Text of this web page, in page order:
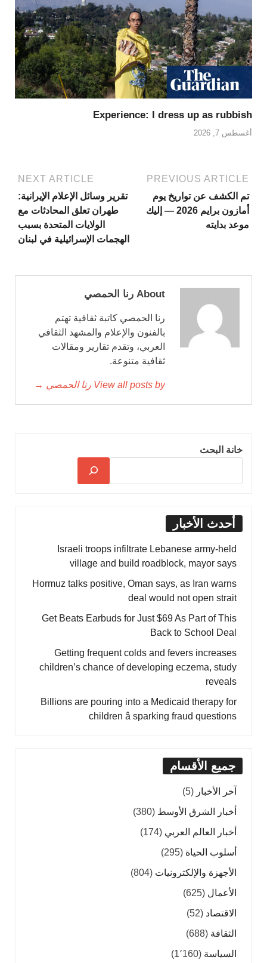
Experience: I dress up as rubbish
أغسطس 7, 2026
PREVIOUS ARTICLE
تم الكشف عن تواريخ يوم
أمازون برايم 2026 — إليك
موعد بدايته
NEXT ARTICLE
تقرير وسائل الإعلام الإيرانية:
طهران تعلق المحادثات مع
الولايات المتحدة بسبب
الهجمات الإسرائيلية في لبنان
About رنا الحمصي
رنا الحمصي كاتبة ثقافية تهتم
بالفنون والإعلام والمشهد الثقافي
العربي، وتقدم تقارير ومقالات
ثقافية متنوعة.
View all posts by رنا الحمصي →
خانة البحث
أحدث الأخبار
Israeli troops infiltrate Lebanese army-held
village and build roadblock, mayor says
Hormuz talks positive, Oman says, as Iran warns
deal would not open strait
Get Beats Earbuds for Just $69 As Part of This
Back to School Deal
Getting frequent colds and fevers increases
children’s chance of developing eczema, study
reveals
Billions are pouring into a Medicaid therapy for
children â sparking fraud questions
جميع الأقسام
آخر الأخبار (5)
أخبار الشرق الأوسط (380)
أخبار العالم العربي (174)
أسلوب الحياة (295)
الأجهزة والإلكترونيات (804)
الأعمال (625)
الاقتصاد (52)
الثقافة (688)
السياسة (1٬160)